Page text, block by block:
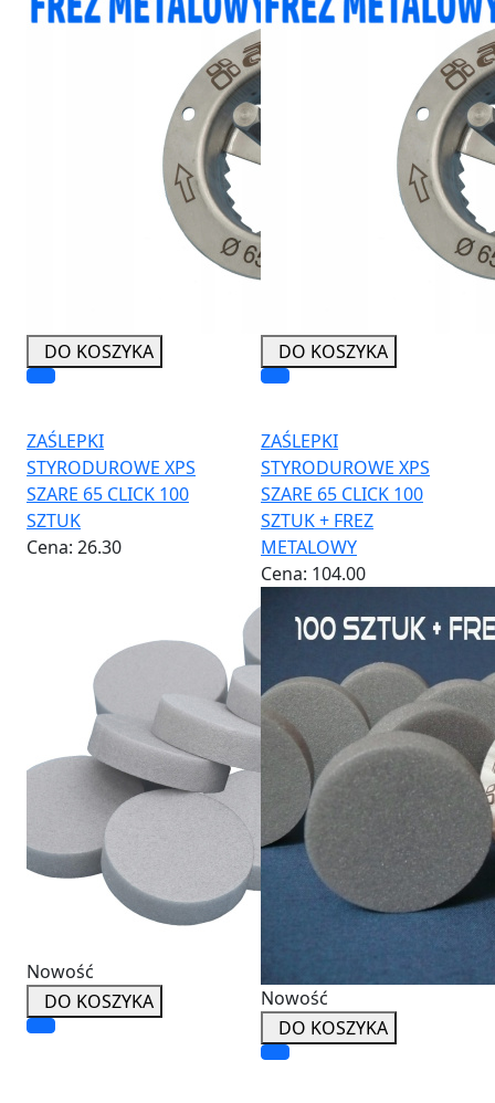
DO KOSZYKA DO KOSZYKA
ZAŚLEPKI
STYRODUROWE XPS
SZARE 65 CLICK 100
SZTUK
Cena: 26.30
Nowość
DO KOSZYKA
ZAŚLEPKI
STYRODUROWE XPS
SZARE 65 CLICK 100
SZTUK + FREZ
METALOWY
Cena: 104.00
Nowość
DO KOSZYKA